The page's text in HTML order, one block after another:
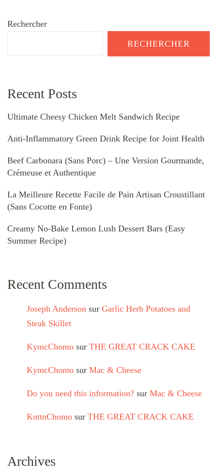
Rechercher
RECHERCHER
Recent Posts
Ultimate Cheesy Chicken Melt Sandwich Recipe
Anti-Inflammatory Green Drink Recipe for Joint Health
Beef Carbonara (Sans Porc) – Une Version Gourmande,
Crémeuse et Authentique
La Meilleure Recette Facile de Pain Artisan Croustillant
(Sans Cocotte en Fonte)
Creamy No-Bake Lemon Lush Dessert Bars (Easy
Summer Recipe)
Recent Comments
Joseph Anderson sur Garlic Herb Potatoes and
Steak Skillet
KymcChomo sur THE GREAT CRACK CAKE
KymcChomo sur Mac & Cheese
Do you need this information? sur Mac & Cheese
KnttnChomo sur THE GREAT CRACK CAKE
Archives